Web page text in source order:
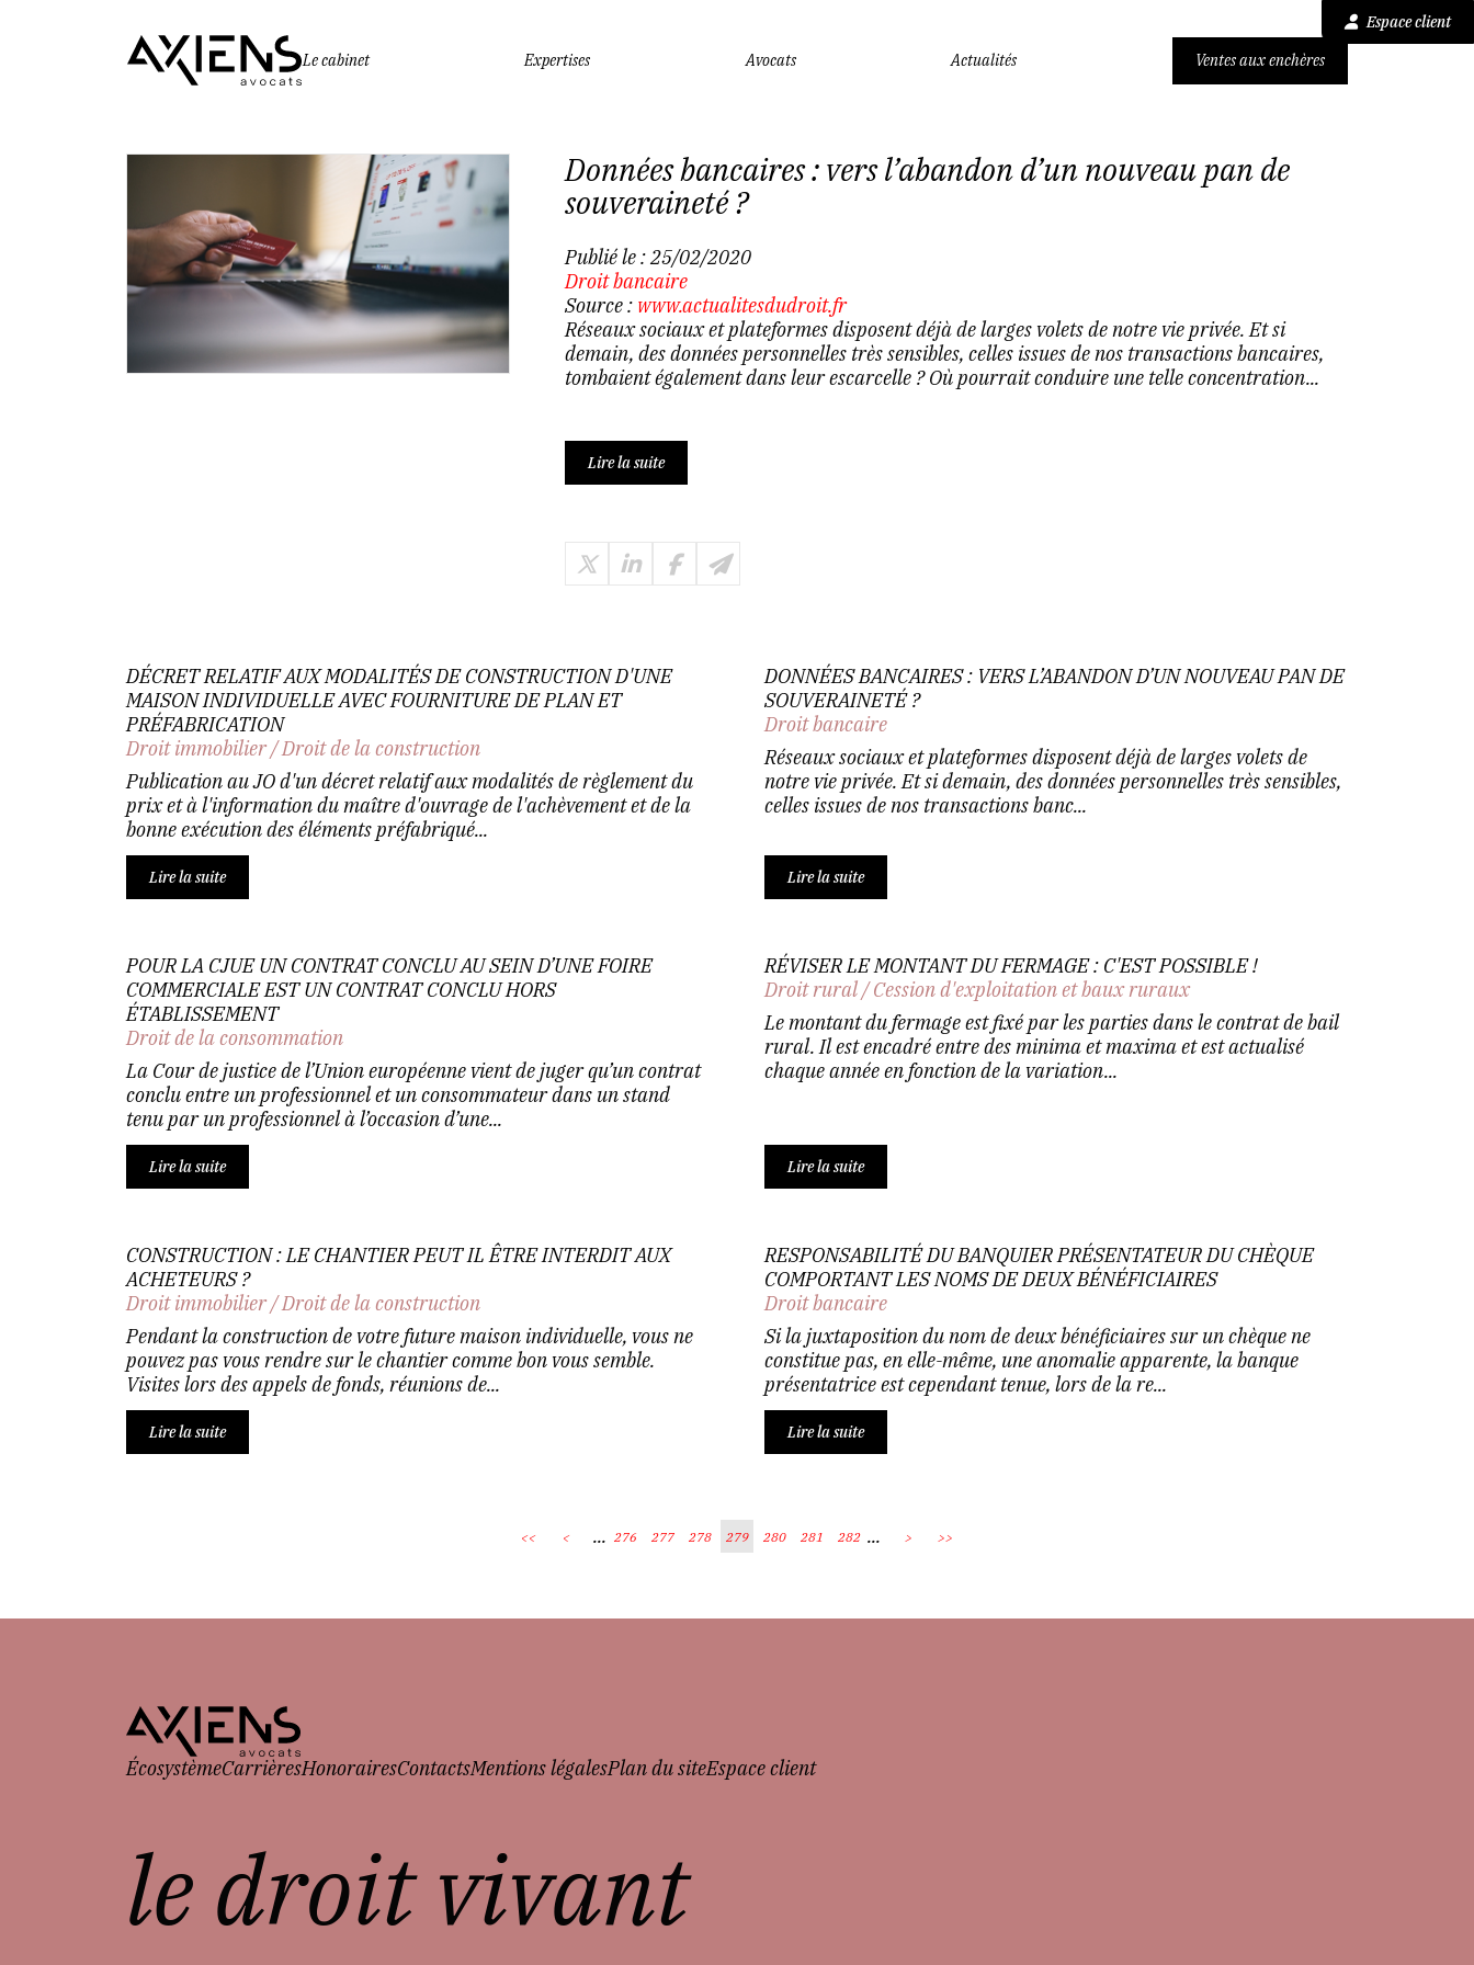
Espace client
Le cabinet
Expertises Avocats Actualités Ventes aux enchères
Données bancaires : vers l’abandon d’un nouveau pan de
souveraineté ?
Publié le :25/02/2020
Droit bancaire
Source : www.actualitesdudroit.fr
Réseaux sociaux et plateformes disposent déjà de larges volets de notre vie privée. Et si
demain, des données personnelles très sensibles, celles issues de nos transactions bancaires,
tombaient également dans leur escarcelle ? Où pourrait conduire une telle concentration...
Lire la suite
DÉCRET RELATIF AUX MODALITÉS DE CONSTRUCTION D'UNE
MAISON INDIVIDUELLE AVEC FOURNITURE DE PLAN ET
PRÉFABRICATION
Droit immobilier/Droit de la construction
Publication au JO d'un décret relatif aux modalités de règlement du
prix et à l'information du maître d'ouvrage de l'achèvement et de la
bonne exécution des éléments préfabriqué...
Lire la suite
DONNÉES BANCAIRES : VERS L’ABANDON D’UN NOUVEAU PAN DE
SOUVERAINETÉ ?
Droit bancaire
Réseaux sociaux et plateformes disposent déjà de larges volets de
notre vie privée. Et si demain, des données personnelles très sensibles,
celles issues de nos transactions banc...
Lire la suite
POUR LA CJUE UN CONTRAT CONCLU AU SEIN D’UNE FOIRE
COMMERCIALE EST UN CONTRAT CONCLU HORS
ÉTABLISSEMENT
Droit de la consommation
La Cour de justice de l’Union européenne vient de juger qu’un contrat
conclu entre un professionnel et un consommateur dans un stand
tenu par un professionnel à l’occasion d’une...
Lire la suite
RÉVISER LE MONTANT DU FERMAGE : C'EST POSSIBLE !
Droit rural/Cession d'exploitation et baux ruraux
Le montant du fermage est fixé par les parties dans le contrat de bail
rural. Il est encadré entre des minima et maxima et est actualisé
chaque année en fonction de la variation...
Lire la suite
CONSTRUCTION : LE CHANTIER PEUT IL ÊTRE INTERDIT AUX
ACHETEURS ?
Droit immobilier/Droit de la construction
Pendant la construction de votre future maison individuelle, vous ne
pouvez pas vous rendre sur le chantier comme bon vous semble.
Visites lors des appels de fonds, réunions de...
Lire la suite
RESPONSABILITÉ DU BANQUIER PRÉSENTATEUR DU CHÈQUE
COMPORTANT LES NOMS DE DEUX BÉNÉFICIAIRES
Droit bancaire
Si la juxtaposition du nom de deux bénéficiaires sur un chèque ne
constitue pas, en elle-même, une anomalie apparente, la banque
présentatrice est cependant tenue, lors de la re...
Lire la suite
<< < ... 276 277 278 279 280 281 282 ... > >>
ÉcosystèmeCarrièresHonorairesContactsMentions légalesPlan du siteEspace client
le droit vivant